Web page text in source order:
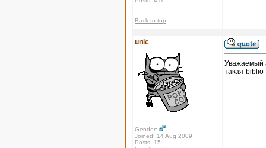
Back to top
unic
Gender:
Joined: 14 Aug 2009
Posts: 15
Уважаемый
такая-